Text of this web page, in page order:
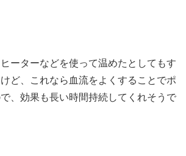
ーターなどを使って温めたとしてもす
ど、これなら血流をよくすることでポ
、効果も長い時間持続してくれそうで